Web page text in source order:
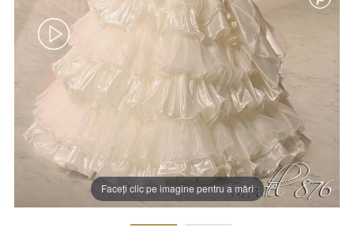
Faceți clic pe imagine pentru a mări